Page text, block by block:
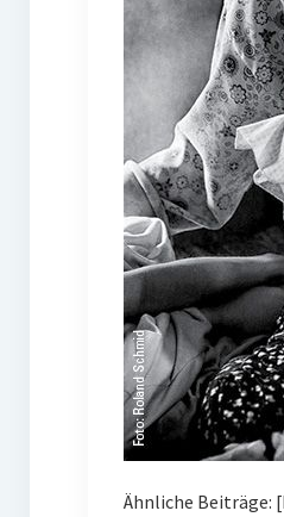
Ähnliche Beiträge: